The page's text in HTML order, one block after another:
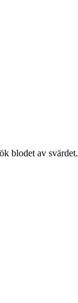
blodet av svärdet.